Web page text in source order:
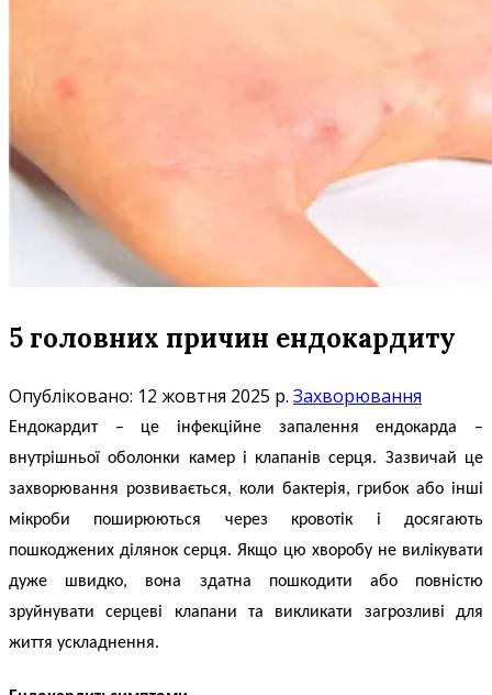
5 головних причин ендокардиту
Опубліковано: 12 жовтня 2025 р. Захворювання
Ендокардит – це інфекційне запалення ендокарда –
внутрішньої оболонки камер і клапанів серця. Зазвичай це
захворювання розвивається, коли бактерія, грибок або інші
мікроби поширюються через кровотік і досягають
пошкоджених ділянок серця. Якщо цю хворобу не вилікувати
дуже швидко, вона здатна пошкодити або повністю
зруйнувати серцеві клапани та викликати загрозливі для
життя ускладнення.